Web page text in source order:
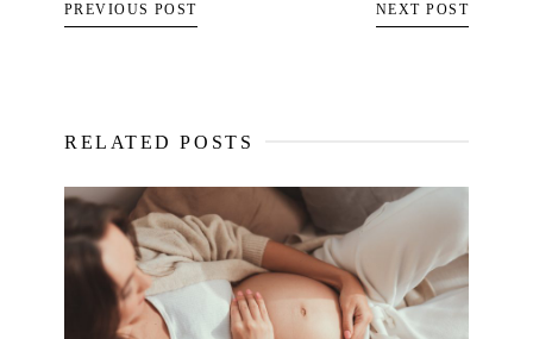
PREVIOUS POST NEXT POST
RELATED POSTS